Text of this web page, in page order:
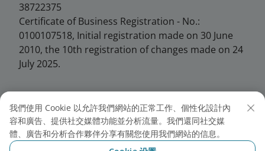
38722375
Certificate of Business Registration - No.:
0100107518, Initial registration made on 30 June
2010, the 10th registration of changes made on 24
July 2025.
越南航空台北分公司
地址: 10458台北市中山區松江路146號7樓
我們使用 Cookie 以允許我們網站的正常工作、個性化設計內
容和廣告、提供社交媒體功能並分析流量。我們還同社交媒
體、廣告和分析合作夥伴分享有關您使用我們網站的信息。